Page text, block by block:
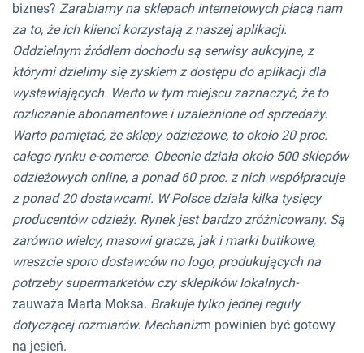
biznes? Zarabiamy na sklepach internetowych płacą nam
za to, że ich klienci korzystają z naszej aplikacji.
Oddzielnym źródłem dochodu są serwisy aukcyjne, z
którymi dzielimy się zyskiem z dostępu do aplikacji dla
wystawiających. Warto w tym miejscu zaznaczyć, że to
rozliczanie abonamentowe i uzależnione od sprzedaży.
Warto pamiętać, że sklepy odzieżowe, to około 20 proc.
całego rynku e-comerce. Obecnie działa około 500 sklepów
odzieżowych online, a ponad 60 proc. z nich współpracuje
z ponad 20 dostawcami. W Polsce działa kilka tysięcy
producentów odzieży. Rynek jest bardzo zróżnicowany. Są
zarówno wielcy, masowi gracze, jak i marki butikowe,
wreszcie sporo dostawców no logo, produkujących na
potrzeby supermarketów czy sklepików lokalnych-
zauważa Marta Moksa. Brakuje tylko jednej reguły
dotyczącej rozmiarów. Mechanizm powinien być gotowy
na jesień.